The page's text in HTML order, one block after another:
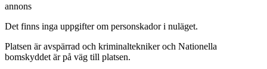
annons
Det finns inga uppgifter om personskador i nuläget.
Platsen är avspärrad och kriminaltekniker och Nationella
bomskyddet är på väg till platsen.